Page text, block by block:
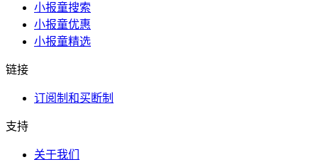
小报童搜索
小报童优惠
小报童精选
链接
订阅制和买断制
支持
关于我们